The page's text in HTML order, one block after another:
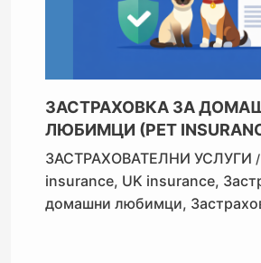
ЗАСТРАХОВКА ЗА
ЛЮБИМЦИ (PET
ЗАСТРАХОВАТЕЛНИ УСЛУГИ /
insurance, UK insurance,
домашни любимци,